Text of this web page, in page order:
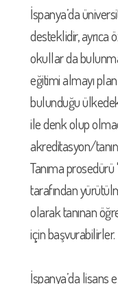
İspanya’da
desteklidir, ayrıca
okullar da
eğitimi almayı
bulunduğu
ile denk olup
akreditasyon/
Tanıma
tarafından
olarak tanınan
için başvurabilirler.
İspanya’da lisans